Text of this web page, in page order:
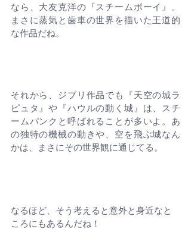
なら、大友克洋の『スチームボーイ』。
まさに蒸気と歯車の世界を描いた王道的
な作品だね。
それから、ジブリ作品でも『天空の城ラ
ピュタ』や『ハウルの動く城』は、スチ
ームパンクと呼ばれることが多いよ。あ
の独特の機械の動きや、空を飛ぶ城なん
かは、まさにその世界観に通じてる。
なるほど、そう考えると意外と身近なと
ころにもあるんだね！